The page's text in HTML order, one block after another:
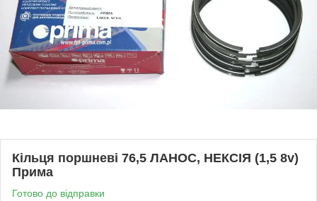
Кільця поршневі 76,5 ЛАНОС, НЕКСІЯ (1,5 8v)
Прима
Готово до відправки